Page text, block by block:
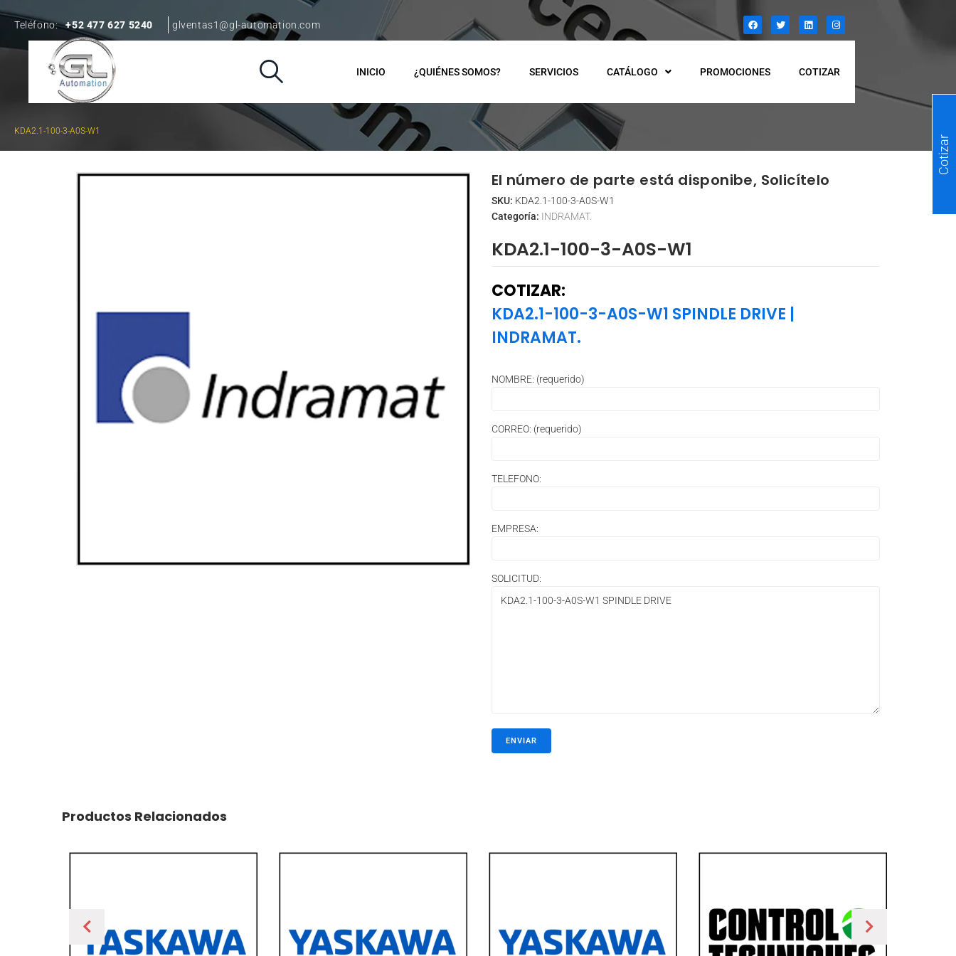
Teléfono: +52 477 627 5240 glventas1@gl-automation.com
INICIO ¿QUIÉNES SOMOS? SERVICIOS CATÁLOGO PROMOCIONES COTIZAR
KDA2.1-100-3-A0S-W1
El número de parte está disponibe, Solicítelo
SKU: KDA2.1-100-3-A0S-W1
Categoría: INDRAMAT.
KDA2.1-100-3-A0S-W1
COTIZAR:
KDA2.1-100-3-A0S-W1 SPINDLE DRIVE |
INDRAMAT.
NOMBRE: (requerido)
CORREO: (requerido)
TELEFONO:
EMPRESA:
SOLICITUD:
Productos Relacionados
Cotizar